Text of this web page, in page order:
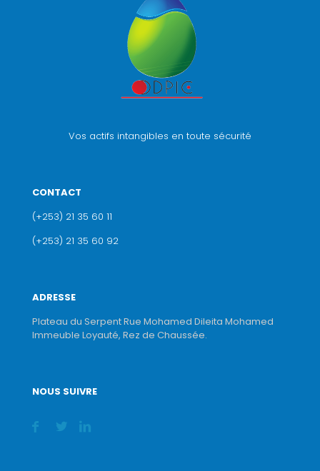
Vos actifs intangibles en toute sécurité
CONTACT
(+253) 21 35 60 11
(+253) 21 35 60 92
ADRESSE
Plateau du Serpent Rue Mohamed Dileita Mohamed
Immeuble Loyauté, Rez de Chaussée.
NOUS SUIVRE